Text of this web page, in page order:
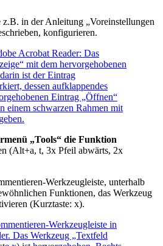
in der Anleitung „Voreinstellungen
konfigurieren.
„Tools“ die Funktion
(Alt+a, t, 3x Pfeil abwärts, 2x
Werkzeugleiste, unterhalb
Funktionen, das Werkzeug
(Kurztaste: x).